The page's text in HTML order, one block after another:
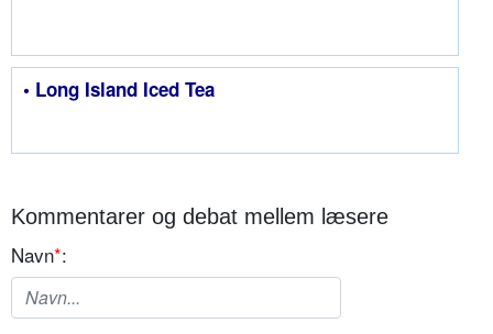
• Long Island Iced Tea
Kommentarer og debat mellem læsere
Navn*: